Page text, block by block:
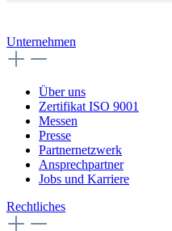
Unternehmen
Über uns
Zertifikat ISO 9001
Messen
Presse
Partnernetzwerk
Ansprechpartner
Jobs und Karriere
Rechtliches